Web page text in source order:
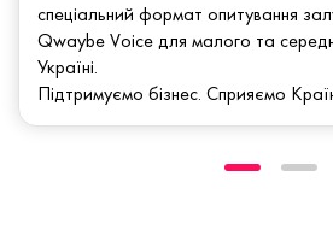
спеціальний формат опитування
Qwaybe Voice для малого та
Україні.
Підтримуємо бізнес. Сприяємо